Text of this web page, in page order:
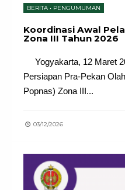
BERITA • PENGUMUMAN
Koordinasi Awal
Zona III Tahun 2026
Yogyakarta, 12 Maret
Persiapan Pra-Pekan
Popnas) Zona III...
03/12/2026